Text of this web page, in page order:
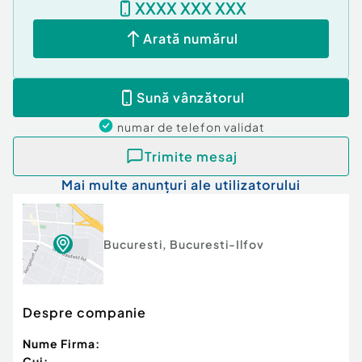
Comision cumpărător:
Posibilitate parcare: Da
XXXX XXX XXX
Arată numărul
Sună vânzătorul
numar de telefon validat
Trimite mesaj
Mai multe anunțuri ale utilizatorului
Bucuresti, Bucuresti-Ilfov
Despre companie
Nume Firma: